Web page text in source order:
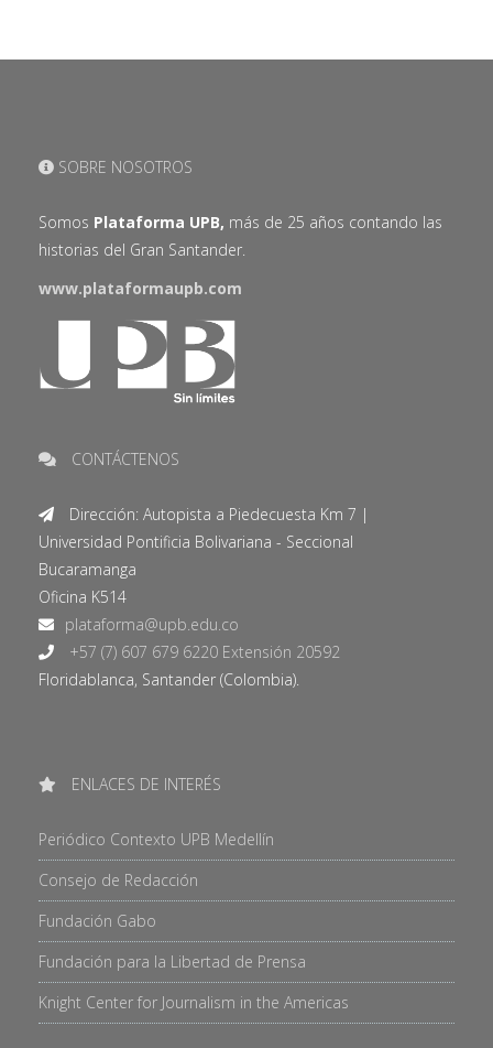
SOBRE NOSOTROS
Somos Plataforma UPB, más de 25 años contando las
historias del Gran Santander.
www.plataformaupb.com
CONTÁCTENOS
Dirección: Autopista a Piedecuesta Km 7 |
Universidad Pontificia Bolivariana - Seccional
Bucaramanga
Oficina K514
+57 (7) 607 679 6220 Extensión 20592
Floridablanca, Santander (Colombia).
ENLACES DE INTERÉS
Periódico Contexto UPB Medellín
Consejo de Redacción
Fundación Gabo
Fundación para la Libertad de Prensa
Knight Center for Journalism in the Americas